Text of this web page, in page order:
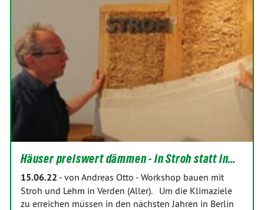
Häuser preiswert dämmen - in Stroh statt in…
15.06.22 - von Andreas Otto - Workshop bauen mit
Stroh und Lehm in Verden (Aller). Um die Klimaziele
zu erreichen müssen in den nächsten Jahren in Berlin